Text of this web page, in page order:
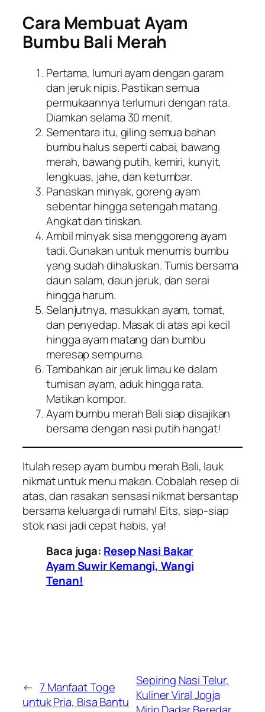
Cara Membuat Ayam
Bumbu Bali Merah
Pertama, lumuri ayam dengan garam
dan jeruk nipis. Pastikan semua
permukaannya terlumuri dengan rata.
Diamkan selama 30 menit.
Sementara itu, giling semua bahan
bumbu halus seperti cabai, bawang
merah, bawang putih, kemiri, kunyit,
lengkuas, jahe, dan ketumbar.
Panaskan minyak, goreng ayam
sebentar hingga setengah matang.
Angkat dan tiriskan.
Ambil minyak sisa menggoreng ayam
tadi. Gunakan untuk menumis bumbu
yang sudah dihaluskan. Tumis bersama
daun salam, daun jeruk, dan serai
hingga harum.
Selanjutnya, masukkan ayam, tomat,
dan penyedap. Masak di atas api kecil
hingga ayam matang dan bumbu
meresap sempurna.
Tambahkan air jeruk limau ke dalam
tumisan ayam, aduk hingga rata.
Matikan kompor.
Ayam bumbu merah Bali siap disajikan
bersama dengan nasi putih hangat!
Itulah resep ayam bumbu merah Bali, lauk
nikmat untuk menu makan. Cobalah resep di
atas, dan rasakan sensasi nikmat bersantap
bersama keluarga di rumah! Eits, siap-siap
stok nasi jadi cepat habis, ya!
Baca juga: Resep Nasi Bakar
Ayam Suwir Kemangi, Wangi
Tenan!
← 7 Manfaat Toge
untuk Pria, Bisa Bantu
Sepiring Nasi Telur,
Kuliner Viral Jogja